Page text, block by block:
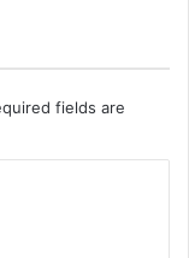
fields are